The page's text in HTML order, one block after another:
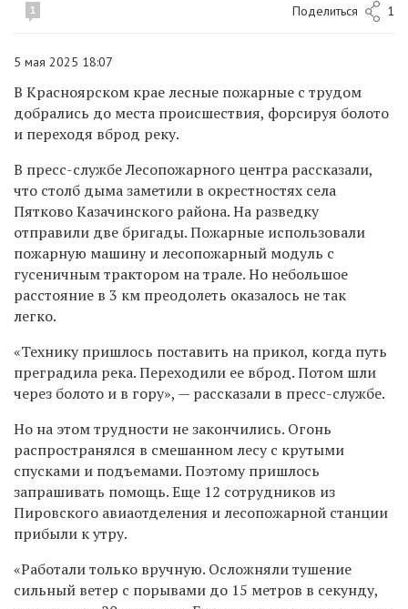
1 Поделиться 1
5 мая 2025 18:07
В Красноярском крае лесные пожарные с трудом
добрались до места происшествия, форсируя болото
и переходя вброд реку.
В пресс-службе Лесопожарного центра рассказали,
что столб дыма заметили в окрестностях села
Пятково Казачинского района. На разведку
отправили две бригады. Пожарные использовали
пожарную машину и лесопожарный модуль с
гусеничным трактором на трале. Но небольшое
расстояние в 3 км преодолеть оказалось не так
легко.
«Технику пришлось поставить на прикол, когда путь
преградила река. Переходили ее вброд. Потом шли
через болото и в гору», — рассказали в пресс-службе.
Но на этом трудности не закончились. Огонь
распространялся в смешанном лесу с крутыми
спусками и подъемами. Поэтому пришлось
запрашивать помощь. Еще 12 сотрудников из
Пировского авиаотделения и лесопожарной станции
прибыли к утру.
«Работали только вручную. Осложняли тушение
сильный ветер с порывами до 15 метров в секунду,